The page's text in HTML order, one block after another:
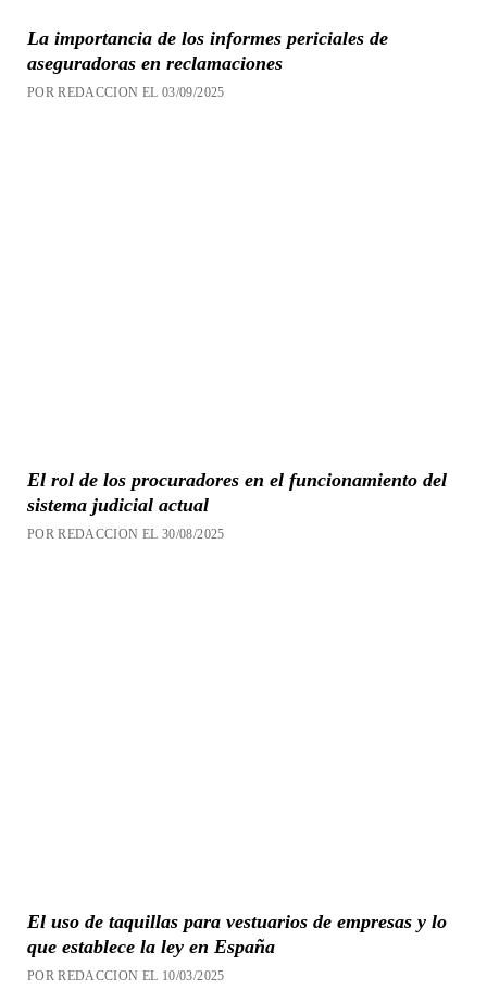
La importancia de los informes periciales de
aseguradoras en reclamaciones
POR REDACCION EL 03/09/2025
El rol de los procuradores en el funcionamiento del
sistema judicial actual
POR REDACCION EL 30/08/2025
El uso de taquillas para vestuarios de empresas y lo
que establece la ley en España
POR REDACCION EL 10/03/2025